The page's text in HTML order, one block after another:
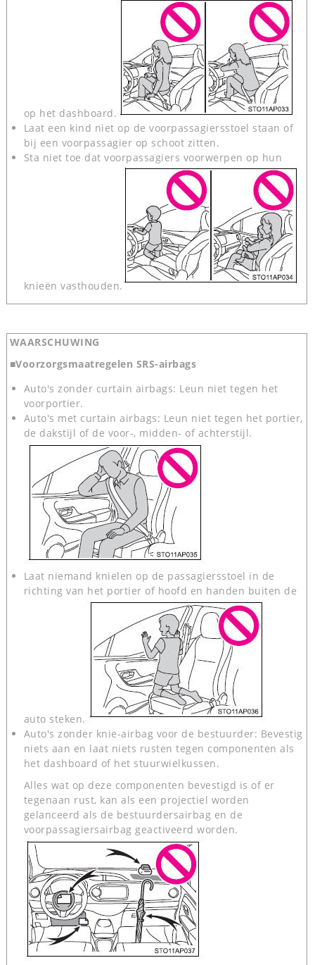
op het dashboard.
Laat een kind niet op de voorpassagiersstoel staan of
bij een voorpassagier op schoot zitten.
Sta niet toe dat voorpassagiers voorwerpen op hun
knieën vasthouden.
WAARSCHUWING
■Voorzorgsmaatregelen SRS-airbags
Auto's zonder curtain airbags: Leun niet tegen het
voorportier.
Auto's met curtain airbags: Leun niet tegen het portier,
de dakstijl of de voor-, midden- of achterstijl.
Laat niemand knielen op de passagiersstoel in de
richting van het portier of hoofd en handen buiten de
auto steken.
Auto's zonder knie-airbag voor de bestuurder: Bevestig
niets aan en laat niets rusten tegen componenten als
het dashboard of het stuurwielkussen.
Alles wat op deze componenten bevestigd is of er
tegenaan rust, kan als een projectiel worden
gelanceerd als de bestuurdersairbag en de
voorpassagiersairbag geactiveerd worden.